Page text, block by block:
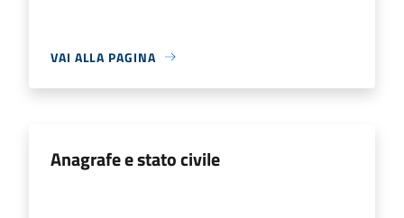
VAI ALLA PAGINA
Anagrafe e stato civile